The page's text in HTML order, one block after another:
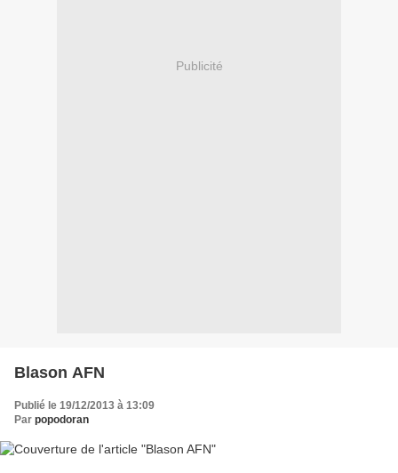
Publicité
Blason AFN
Publié le 19/12/2013 à 13:09
Par popodoran